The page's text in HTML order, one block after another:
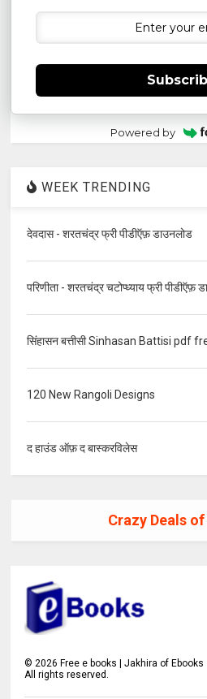
Powered by
WEEK TRENDING
देवदास - शरतचंद्र फ्री पीडीऍफ़ डाउनलोड
परिणीता - शरतचंद्र चटोप्ध्याय फ्री पीडीऍफ़
सिंहासन बत्तीसी Sinhasan Battisi pdf
120 New Rangoli Designs
द हाउंड ऑफ़ द बास्करविलेस
Crazy Deals
©2026 Free e books | Jakhira of Ebooks
All rights reserved.